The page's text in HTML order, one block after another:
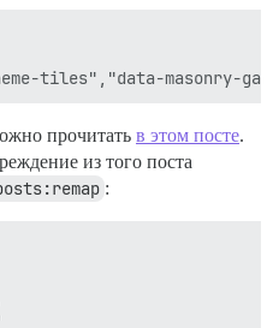
прочитать в этом посте.
из того поста
: